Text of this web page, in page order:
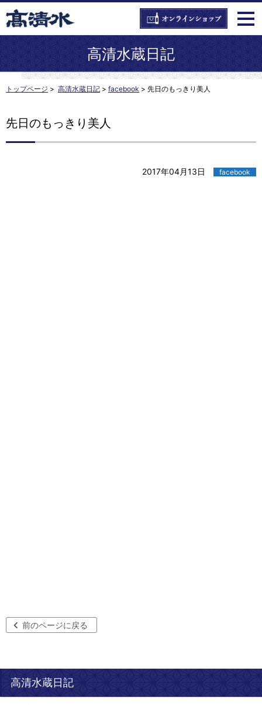
高清水蔵日記
トップページ > 高清水蔵日記 > facebook > 先日のもっきり美人
先日のもっきり美人
2017年04月13日 facebook
前のページに戻る
高清水蔵日記